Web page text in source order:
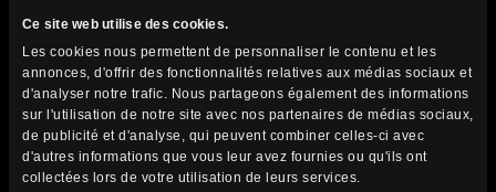
Ce site web utilise des cookies.
Les cookies nous permettent de personnaliser le contenu et les
annonces, d'offrir des fonctionnalités relatives aux médias sociaux et
d'analyser notre trafic. Nous partageons également des informations
sur l'utilisation de notre site avec nos partenaires de médias sociaux,
de publicité et d'analyse, qui peuvent combiner celles-ci avec
d'autres informations que vous leur avez fournies ou qu'ils ont
collectées lors de votre utilisation de leurs services.
me fera plaisir de vous accompagner lors de votre prochaine
découverte!